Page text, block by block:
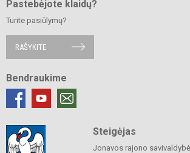
Pastebėjote klaidų?
Turite pasiūlymų?
RAŠYKITE
Bendraukime
Steigėjas
Jonavos rajono savivaldybė